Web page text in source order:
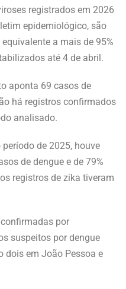
registrados em 2026
epidemiológico, são
a mais de 95%
até 4 de abril.
aponta 69 casos de
há registros confirmados
analisado.
de 2025, houve
de dengue e de 79%
registros de zika tiveram
por
suspeitos por dengue
dois em João Pessoa e